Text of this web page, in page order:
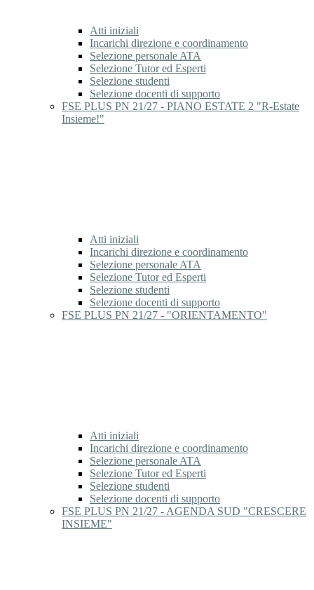
Atti iniziali
Incarichi direzione e coordinamento
Selezione personale ATA
Selezione Tutor ed Esperti
Selezione studenti
Selezione docenti di supporto
FSE PLUS PN 21/27 - PIANO ESTATE 2 "R-Estate
Insieme!"
Atti iniziali
Incarichi direzione e coordinamento
Selezione personale ATA
Selezione Tutor ed Esperti
Selezione studenti
Selezione docenti di supporto
FSE PLUS PN 21/27 - "ORIENTAMENTO"
Atti iniziali
Incarichi direzione e coordinamento
Selezione personale ATA
Selezione Tutor ed Esperti
Selezione studenti
Selezione docenti di supporto
FSE PLUS PN 21/27 - AGENDA SUD "CRESCERE
INSIEME"